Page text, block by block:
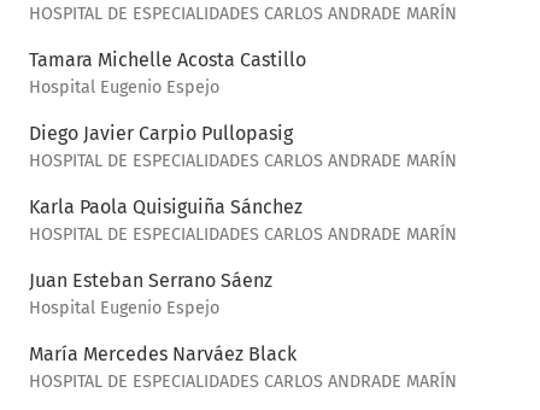
HOSPITAL DE ESPECIALIDADES CARLOS ANDRADE MARÍN
Tamara Michelle Acosta Castillo
Hospital Eugenio Espejo
Diego Javier Carpio Pullopasig
HOSPITAL DE ESPECIALIDADES CARLOS ANDRADE MARÍN
Karla Paola Quisiguiña Sánchez
HOSPITAL DE ESPECIALIDADES CARLOS ANDRADE MARÍN
Juan Esteban Serrano Sáenz
Hospital Eugenio Espejo
María Mercedes Narváez Black
HOSPITAL DE ESPECIALIDADES CARLOS ANDRADE MARÍN